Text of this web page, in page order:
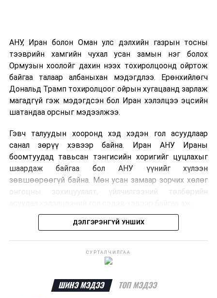
АНУ, Иран болон Оман улс дэлхийн газрын тосны
тээврийн хамгийн чухал усан замын нэг болох
Ормузын хоолойг дахин нээх тохиролцоонд ойртож
байгаа талаар албаныхан мэдэгдлээ. Ерөнхийлөгч
Дональд Трамп тохиролцоог ойрын хугацаанд зарлаж
магадгүй гэж мэдэгдсэн бол Иран хэлэлцээ эцсийн
шатандаа орсныг мэдээлжээ.
Гэвч талуудын хооронд хэд хэдэн гол асуудлаар
санал зөрүү хэвээр байна. Иран АНУ Ираны
боомтуудад тавьсан тэнгисийн хоригийг цуцлахыг
шаардаж байгаа бол АНУ үүнийг хүлээн
зөвшөөрөөгүй байна. Мөн усан замаар зорчих хөлөг
онгоцны зохицуулалт, үйлчилгээний төлбөрийн
Хэлэлцээрийн төсөлд Персийн булан руу нэвтрэх
тусгагдсан талаар мэдээлжээ. Харин үйлчилгээний
сууринд хүрээгүй байна.
ДЭЛГЭРЭНГҮЙ УНШИХ
СУРТАЛЧИЛГАА
ШИНЭ МЭДЭЭ ТОП МЭДЭЭ